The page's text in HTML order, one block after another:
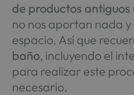
de productos antiguos
no nos aportan nada
espacio. Así que
baño, incluyendo el
para realizar este
necesario.